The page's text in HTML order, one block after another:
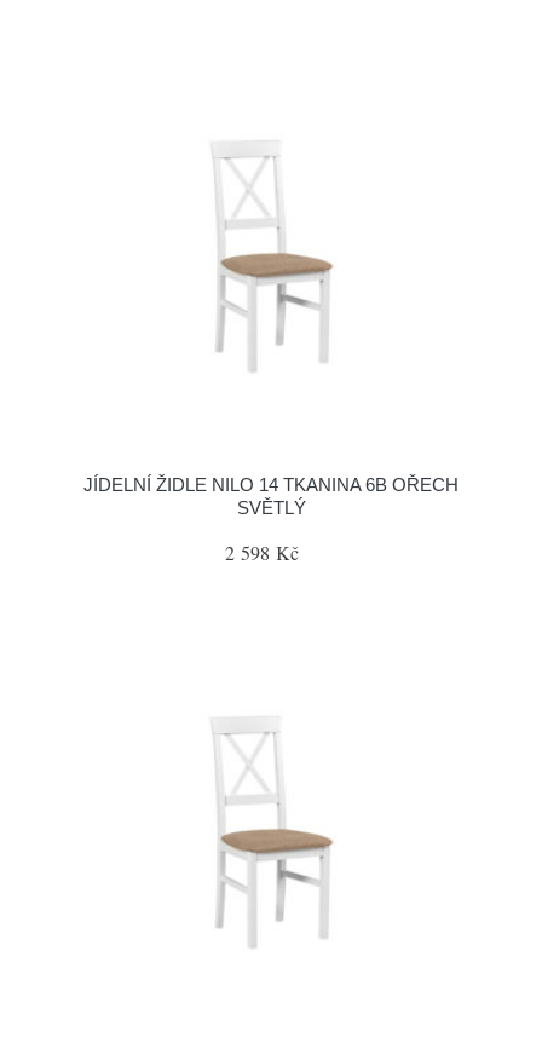
JÍDELNÍ ŽIDLE NILO 14 TKANINA 6B OŘECH
SVĚTLÝ
2 598 Kč